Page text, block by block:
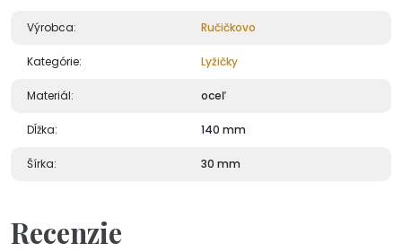
Výrobca: Ručičkovo
Kategórie: Lyžičky
Materiál: oceľ
Dĺžka: 140 mm
Šírka: 30 mm
Recenzie